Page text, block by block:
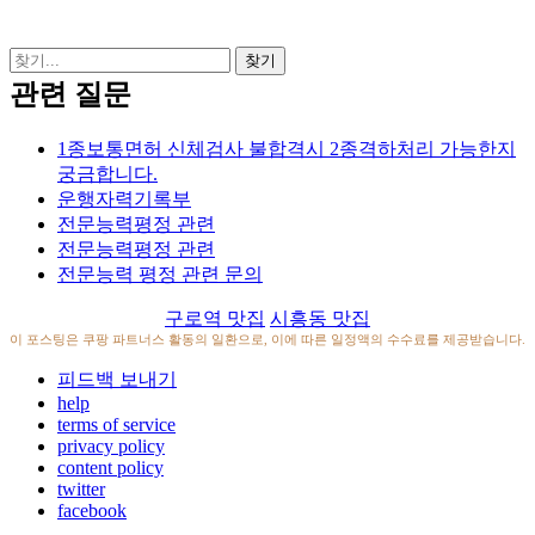
관련 질문
1종보통면허 신체검사 불합격시 2종격하처리 가능한지
궁금합니다.
운행자력기록부
전문능력평정 관련
전문능력평정 관련
전문능력 평정 관련 문의
구로역 맛집 시흥동 맛집
이 포스팅은 쿠팡 파트너스 활동의 일환으로, 이에 따른 일정액의 수수료를 제공받습니다.
피드백 보내기
help
terms of service
privacy policy
content policy
twitter
facebook